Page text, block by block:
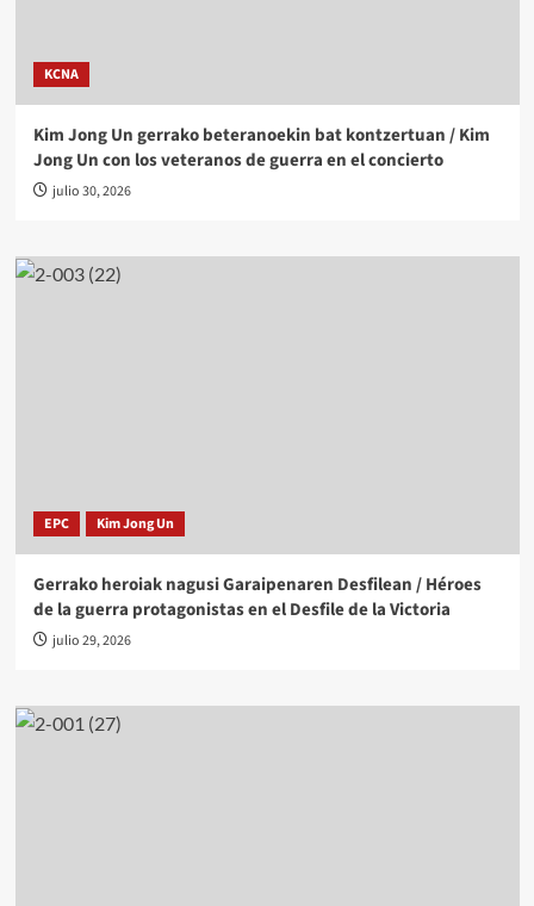
KCNA
Kim Jong Un gerrako beteranoekin bat kontzertuan / Kim
Jong Un con los veteranos de guerra en el concierto
julio 30, 2026
EPC Kim Jong Un
Gerrako heroiak nagusi Garaipenaren Desfilean / Héroes
de la guerra protagonistas en el Desfile de la Victoria
julio 29, 2026